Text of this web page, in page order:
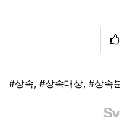
태그
#상속, #상속대상, #상속